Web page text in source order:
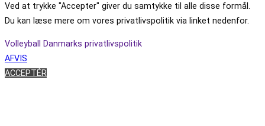
Ved at trykke "Accepter" giver du samtykke til alle disse formål.
Du kan læse mere om vores privatlivspolitik via linket nedenfor.
Volleyball Danmarks privatlivspolitik
AFVIS
ACCEPTÉR